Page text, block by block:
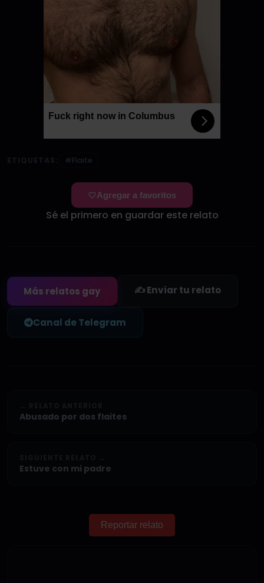
Fuck right now in Columbus
#Flaite
Agregar a favoritos
Sé el primero en guardar este relato
Más relatos gay ✍️ Enviar tu relato
Canal de Telegram
Abusado por dos flaites
Estuve con mi padre
Reportar relato